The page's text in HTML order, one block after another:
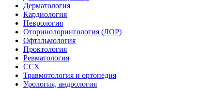
Дерматология
Кардиология
Неврология
Оторинолорингология (ЛОР)
Офтальмология
Проктология
Ревматология
ССХ
Травмотология и ортопедия
Урология, андрология